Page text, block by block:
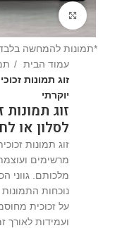
to enlarge
*תמונות להמחשה
עמוד הבית
זוג תמונות
יוקרתי
זוג
לסלון או
זוג תמונות
מרשימים
מלכותם. גווני
נוכחות